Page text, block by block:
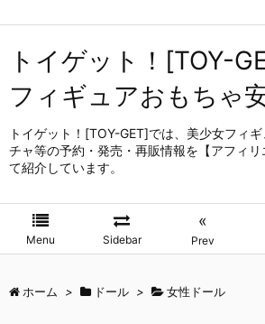
トイゲット！[TOY-
フィギュアおもちゃ
トイゲット！[TOY-GET]では、美少女フィ
チャ等の予約・発売・再販情報を【アフィ
て紹介しています。
Menu Sidebar
«
Prev
ホーム > ドール > 女性ドール